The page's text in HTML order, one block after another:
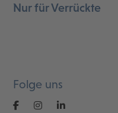
Nur für Verrückte
Folge uns